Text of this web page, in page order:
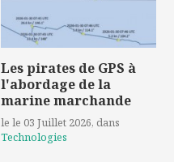
Les pirates de GPS à
l'abordage de la
marine marchande
le le 03 Juillet 2026, dans
Technologies